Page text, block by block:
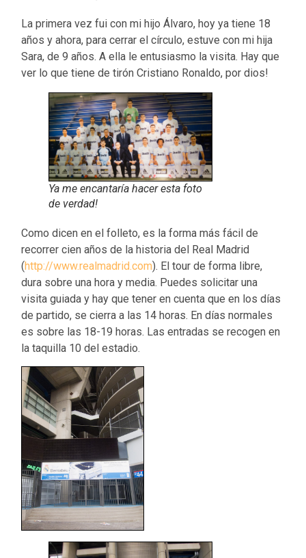
La primera vez fui con mi hijo Álvaro, hoy ya tiene 18
años y ahora, para cerrar el círculo, estuve con mi hija
Sara, de 9 años. A ella le entusiasmo la visita. Hay que
ver lo que tiene de tirón Cristiano Ronaldo, por dios!
Ya me encantaría hacer esta foto
de verdad!
Como dicen en el folleto, es la forma más fácil de
recorrer cien años de la historia del Real Madrid
(http://www.realmadrid.com). El tour de forma libre,
dura sobre una hora y media. Puedes solicitar una
visita guiada y hay que tener en cuenta que en los días
de partido, se cierra a las 14 horas. En días normales
es sobre las 18-19 horas. Las entradas se recogen en
la taquilla 10 del estadio.